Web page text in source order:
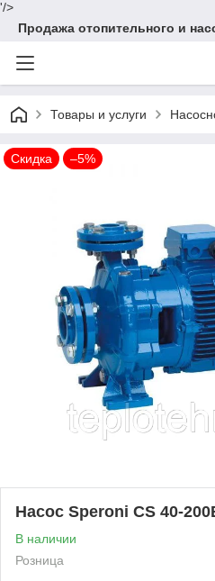
'/>
Продажа отопительного и
Товары и услуги
Скидка –5%
Насос Speroni CS 40-
В наличии
Розница